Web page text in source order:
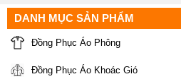
DANH MỤC SẢN PHẨM
Đồng Phục Áo Phông
Đồng Phục Áo Khoác Gió